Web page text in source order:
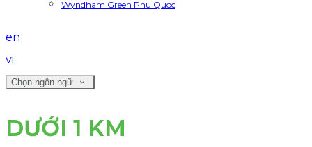
Wyndham Green Phu Quoc
en
vi
Chọn ngôn ngữ
DƯỚI 1 KM